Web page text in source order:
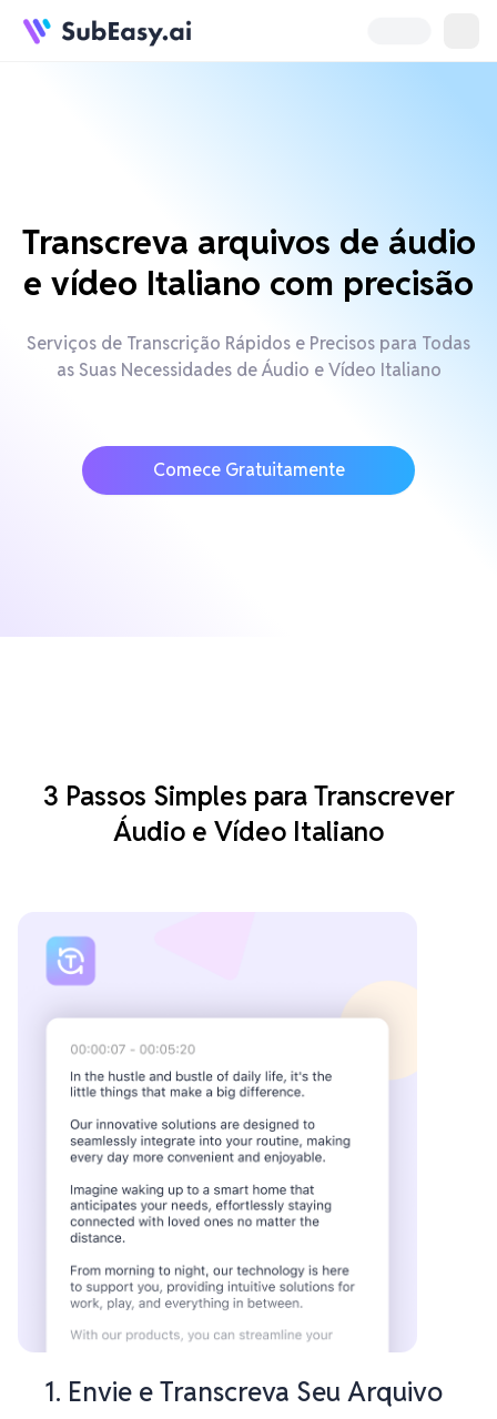
Transcreva arquivos de áudio
e vídeo Italiano com precisão
Serviços de Transcrição Rápidos e Precisos para Todas
as Suas Necessidades de Áudio e Vídeo Italiano
Comece Gratuitamente
3 Passos Simples para Transcrever
Áudio e Vídeo Italiano
1. Envie e Transcreva Seu Arquivo